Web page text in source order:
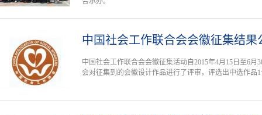
中国社会工作联合会会徽征集结果
中国社会工作联合会会徽征集活动自2015年4月15日至6
会对征集到的会徽设计作品进行了评审，评选出中选作品